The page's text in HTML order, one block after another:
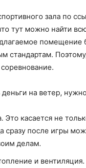
зала по
тут можно найти
помещение
стандартам.
на ветер,
Это касается не
сразу после игры
делам.
и